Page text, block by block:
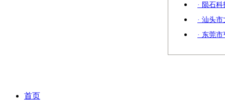
· 陨石
· 汕头
· 东莞
首页